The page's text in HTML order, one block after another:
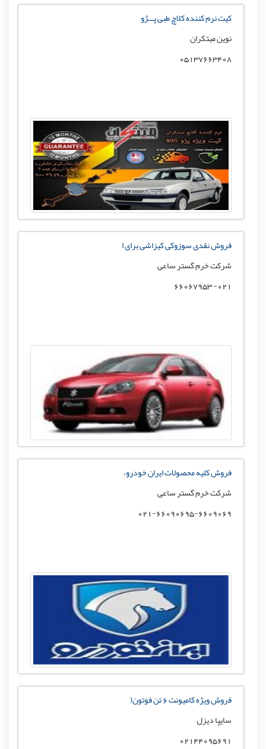
کیت نرم کننده کلاچ طبی پـــژو
نوین مبتکران
05137663408
فروش نقدی سوزوکی کیزاشی برای ا
شرکت خرم گستر ساعی
021- 66067953
فروش کلیه محصولات ایران خودرو،
شرکت خرم گستر ساعی
021-66090695-6609069
فروش ویژه کامیونت 6 تن فوتون(
سایپا دیزل
02144095691